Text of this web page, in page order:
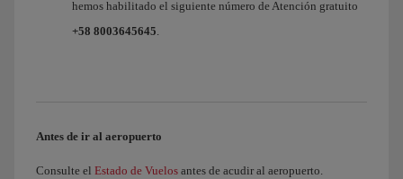
hemos habilitado el siguiente número de Atención gratuito
+58 8003645645.
Antes de ir al aeropuerto
Consulte el Estado de Vuelos antes de acudir al aeropuerto.